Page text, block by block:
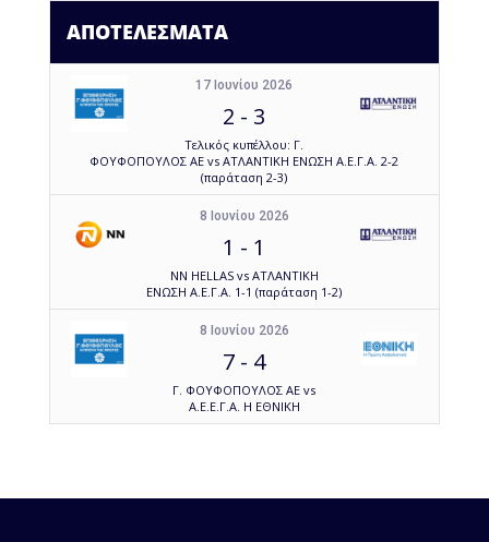
ΑΠΟΤΕΛΕΣΜΑΤΑ
17 Ιουνίου 2026
2 - 3
Τελικός κυπέλλου: Γ.
ΦΟΥΦΟΠΟΥΛΟΣ ΑΕ vs ΑΤΛΑΝΤΙΚΗ ΕΝΩΣΗ Α.Ε.Γ.Α. 2-2
(παράταση 2-3)
8 Ιουνίου 2026
1 - 1
NN HELLAS vs ΑΤΛΑΝΤΙΚΗ
ΕΝΩΣΗ Α.Ε.Γ.Α. 1-1 (παράταση 1-2)
8 Ιουνίου 2026
7 - 4
Γ. ΦΟΥΦΟΠΟΥΛΟΣ ΑΕ vs
Α.Ε.Ε.Γ.Α. Η ΕΘΝΙΚΗ